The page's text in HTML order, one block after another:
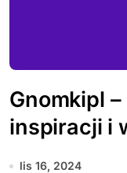
Gnomkipl –
inspiracji i
użytkownika
lis 16, 2024